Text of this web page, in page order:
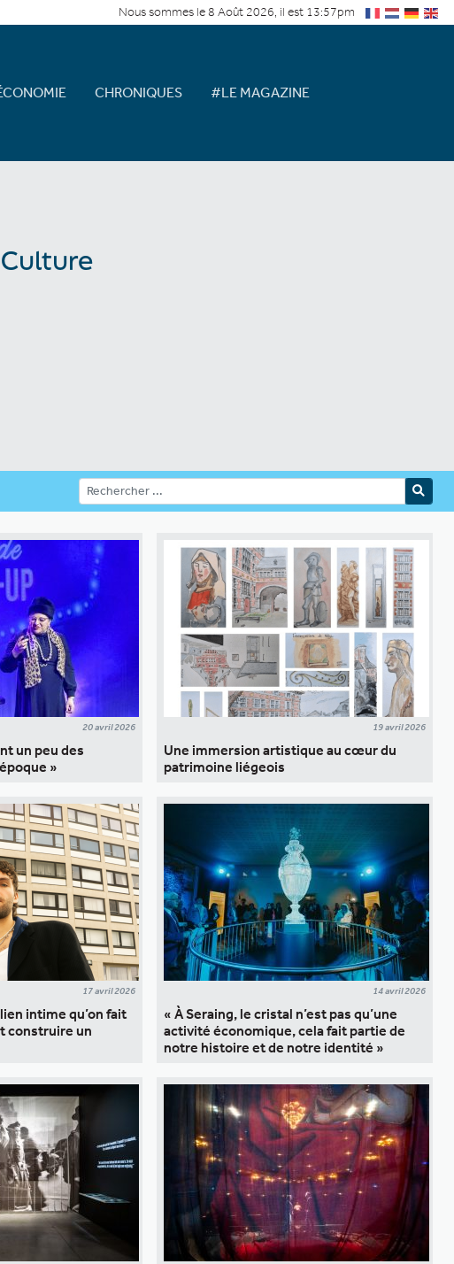
Nous sommes le 8 Août 2026, il est 13:57pm
CHRONIQUES #LE MAGAZINE
Culture
20 avril 2026
un peu des
»
19 avril 2026
Une immersion artistique au cœur du
patrimoine liégeois
17 avril 2026
intime qu’on fait
construire un
14 avril 2026
« À Seraing, le cristal n’est pas qu’une
activité économique, cela fait partie de
notre histoire et de notre identité »